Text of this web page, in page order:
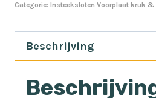
Categorie: Insteeksloten Voorplaat kruk &
Beschrijving